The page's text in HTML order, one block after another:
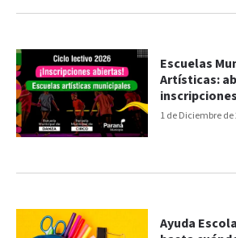
1 de Diciembre de
Escuelas
Artísticas:
lectivo 2026
Ayuda